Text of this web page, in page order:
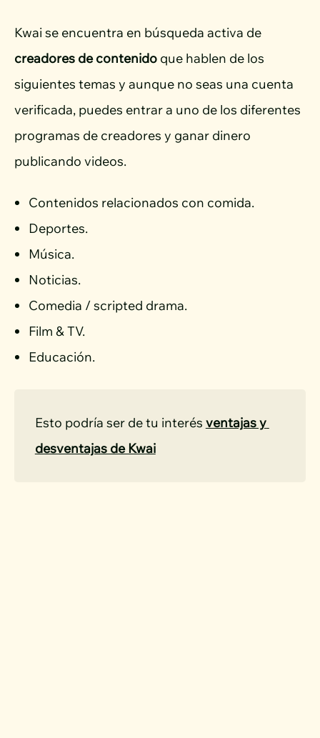
Kwai se encuentra en búsqueda activa de
creadores de contenido que hablen de los
siguientes temas y aunque no seas una cuenta
verificada, puedes entrar a uno de los diferentes
programas de creadores y ganar dinero
publicando videos.
Contenidos relacionados con comida.
Deportes.
Música.
Noticias.
Comedia / scripted drama.
Film & TV.
Educación.
Esto podría ser de tu interés ventajas y
desventajas de Kwai